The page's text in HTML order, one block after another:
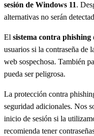
sesión de Windows 11.
alternativas no serán
El sistema contra phishing
usuarios si la contraseña de
web sospechosa. También
pueda ser peligrosa.
La protección contra
seguridad adicionales. Nos
inicio de sesión si la
recomienda tener